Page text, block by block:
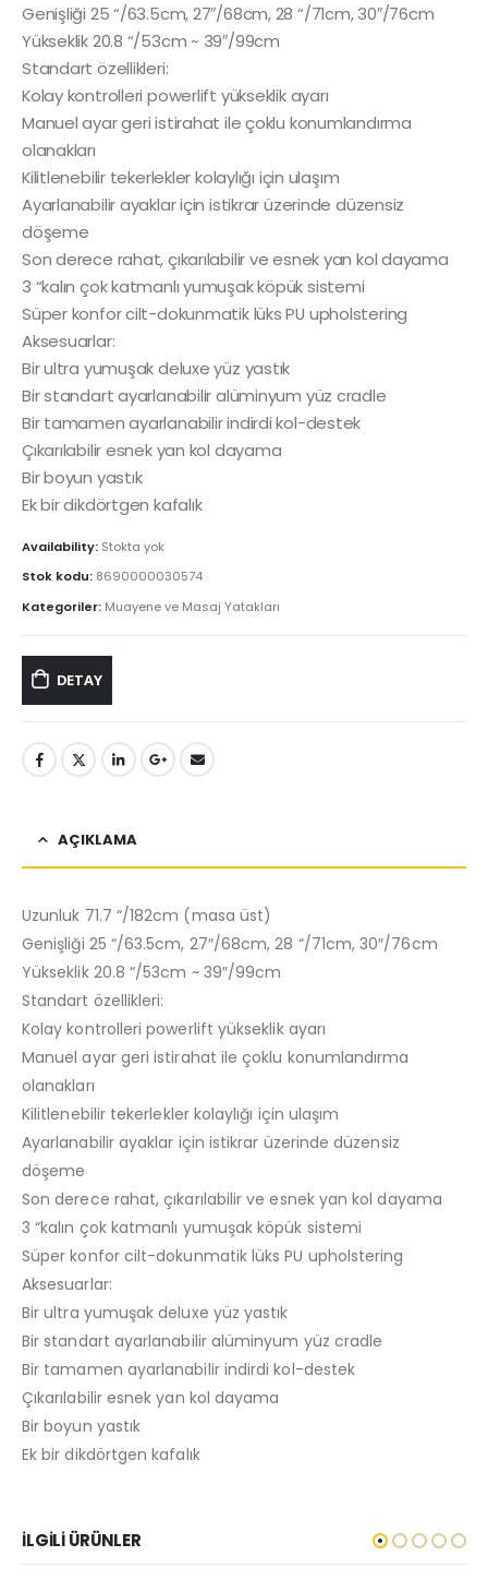
Genişliği 25 “/63.5cm, 27″/68cm, 28 “/71cm, 30″/76cm
Yükseklik 20.8 “/53cm ~ 39″/99cm
Standart özellikleri:
Kolay kontrolleri powerlift yükseklik ayarı
Manuel ayar geri istirahat ile çoklu konumlandırma
olanakları
Kilitlenebilir tekerlekler kolaylığı için ulaşım
Ayarlanabilir ayaklar için istikrar üzerinde düzensiz
döşeme
Son derece rahat, çıkarılabilir ve esnek yan kol dayama
3 “kalın çok katmanlı yumuşak köpük sistemi
Süper konfor cilt-dokunmatik lüks PU upholstering
Aksesuarlar:
Bir ultra yumuşak deluxe yüz yastık
Bir standart ayarlanabilir alüminyum yüz cradle
Bir tamamen ayarlanabilir indirdi kol-destek
Çıkarılabilir esnek yan kol dayama
Bir boyun yastık
Ek bir dikdörtgen kafalık
Availability: Stokta yok
Stok kodu: 8690000030574
Kategoriler: Muayene ve Masaj Yatakları
DETAY
AÇIKLAMA
Uzunluk 71.7 “/182cm (masa üst)
Genişliği 25 “/63.5cm, 27″/68cm, 28 “/71cm, 30″/76cm
Yükseklik 20.8 “/53cm ~ 39″/99cm
Standart özellikleri:
Kolay kontrolleri powerlift yükseklik ayarı
Manuel ayar geri istirahat ile çoklu konumlandırma
olanakları
Kilitlenebilir tekerlekler kolaylığı için ulaşım
Ayarlanabilir ayaklar için istikrar üzerinde düzensiz
döşeme
Son derece rahat, çıkarılabilir ve esnek yan kol dayama
3 “kalın çok katmanlı yumuşak köpük sistemi
Süper konfor cilt-dokunmatik lüks PU upholstering
Aksesuarlar:
Bir ultra yumuşak deluxe yüz yastık
Bir standart ayarlanabilir alüminyum yüz cradle
Bir tamamen ayarlanabilir indirdi kol-destek
Çıkarılabilir esnek yan kol dayama
Bir boyun yastık
Ek bir dikdörtgen kafalık
İLGILI ÜRÜNLER